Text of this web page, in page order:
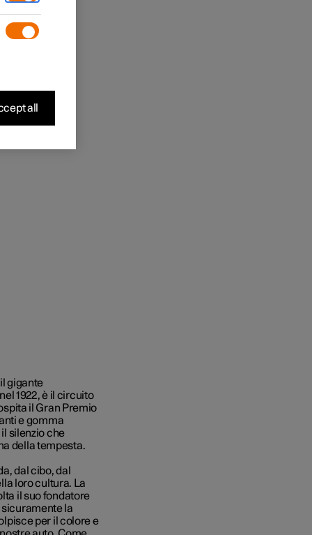
gigante
1922, è il circuito
il Gran Premio
e gomma
silenzio che
della tempesta.
dal cibo, dal
loro cultura. La
il suo fondatore
sicuramente la
per il colore e
all